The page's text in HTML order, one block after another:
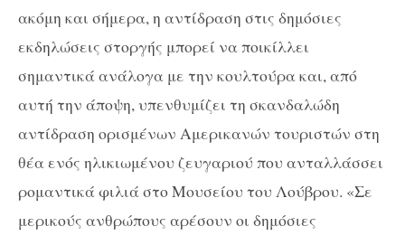
ακόμη και σήμερα, η αντίδραση στις δημόσιες
εκδηλώσεις στοργής μπορεί να ποικίλλει
σημαντικά ανάλογα με την κουλτούρα και, από
αυτή την άποψη, υπενθυμίζει τη σκανδαλώδη
αντίδραση ορισμένων Αμερικανών τουριστών στη
θέα ενός ηλικιωμένου ζευγαριού που ανταλλάσσει
ρομαντικά φιλιά στο Μουσείου του Λούβρου. «Σε
μερικούς ανθρώπους αρέσουν οι δημόσιες